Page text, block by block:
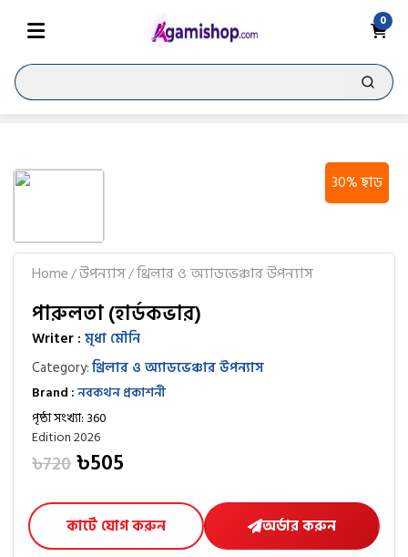
0
30% ছাড়
Home/উপন্যাস/থ্রিলার ও অ্যাডভেঞ্চার উপন্যাস
পারুলতা (হার্ডকভার)
Writer :মৃধা মৌনি
Category:থ্রিলার ও অ্যাডভেঞ্চার উপন্যাস
Brand :নবকথন প্রকাশনী
পৃষ্ঠা সংখ্যা: 360
Edition 2026
৳720৳505
কার্টে যোগ করুন অর্ডার করুন